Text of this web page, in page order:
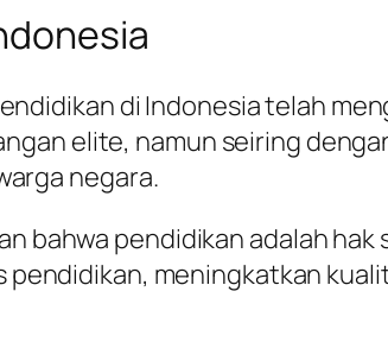
di Indonesia telah
elite, namun seiring
negara.
bahwa pendidikan adalah
meningkatkan